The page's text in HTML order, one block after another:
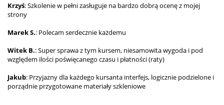
Krzyś: Szkolenie w pełni zasługuje na bardzo dobrą ocenę z mojej
strony
Marek S.: Polecam serdecznie każdemu
Witek B.: Super sprawa z tym kursem, niesamowita wygoda i pod
względem ilości poświęcanego czasu i płatności (raty)
Jakub: Przyjazny dla każdego kursanta interfejs, logicznie podzielone i
porządnie przygotowane materiały szkleniowe